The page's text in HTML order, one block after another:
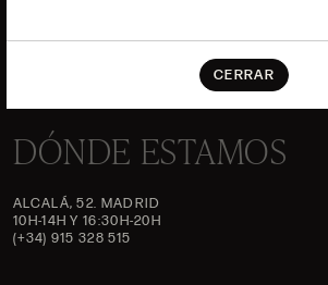
CERRAR
DÓNDE ESTAMOS
ALCALÁ, 52. MADRID
10H-14H Y 16:30H-20H
(+34) 915 328 515